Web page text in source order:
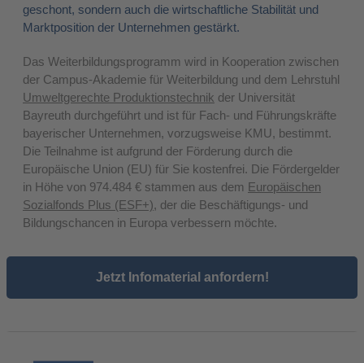
geschont, sondern auch die wirtschaftliche Stabilität und
Marktposition der Unternehmen gestärkt.
Das Weiterbildungsprogramm wird in Kooperation zwischen
der Campus-Akademie für Weiterbildung und dem Lehrstuhl
Umweltgerechte Produktionstechnik der Universität
Bayreuth durchgeführt und ist für Fach- und Führungskräfte
bayerischer Unternehmen, vorzugsweise KMU, bestimmt.
Die Teilnahme ist aufgrund der Förderung durch die
Europäische Union (EU) für Sie kostenfrei. Die Fördergelder
in Höhe von 974.484 € stammen aus dem Europäischen
Sozialfonds Plus (ESF+), der die Beschäftigungs- und
Bildungschancen in Europa verbessern möchte.
Jetzt Infomaterial anfordern!